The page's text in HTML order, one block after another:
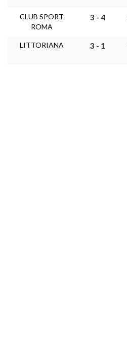
CLUB SPORT
ROMA
3 - 4
LITTORIANA 3 - 1